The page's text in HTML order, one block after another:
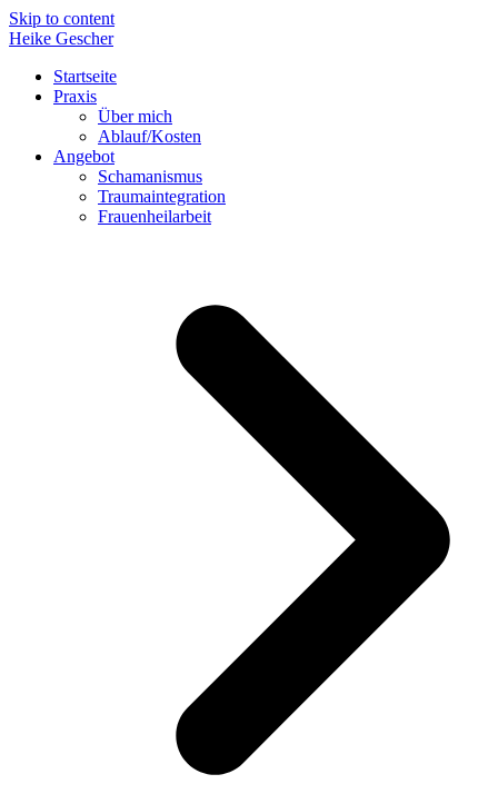
Skip to content
Heike Gescher
Startseite
Praxis
Über mich
Ablauf/Kosten
Angebot
Schamanismus
Traumaintegration
Frauenheilarbeit